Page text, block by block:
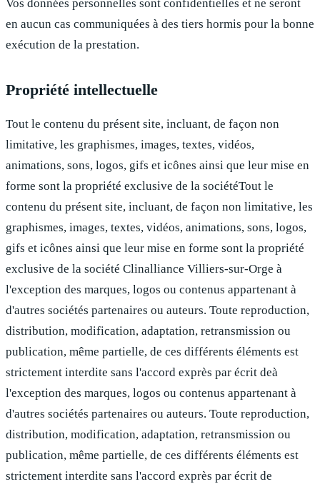
Vos données personnelles sont confidentielles et ne seront
en aucun cas communiquées à des tiers hormis pour la bonne
exécution de la prestation.
Propriété intellectuelle
Tout le contenu du présent site, incluant, de façon non
limitative, les graphismes, images, textes, vidéos,
animations, sons, logos, gifs et icônes ainsi que leur mise en
forme sont la propriété exclusive de la sociétéTout le
contenu du présent site, incluant, de façon non limitative, les
graphismes, images, textes, vidéos, animations, sons, logos,
gifs et icônes ainsi que leur mise en forme sont la propriété
exclusive de la société Clinalliance Villiers-sur-Orge à
l'exception des marques, logos ou contenus appartenant à
d'autres sociétés partenaires ou auteurs. Toute reproduction,
distribution, modification, adaptation, retransmission ou
publication, même partielle, de ces différents éléments est
strictement interdite sans l'accord exprès par écrit deà
l'exception des marques, logos ou contenus appartenant à
d'autres sociétés partenaires ou auteurs. Toute reproduction,
distribution, modification, adaptation, retransmission ou
publication, même partielle, de ces différents éléments est
strictement interdite sans l'accord exprès par écrit de